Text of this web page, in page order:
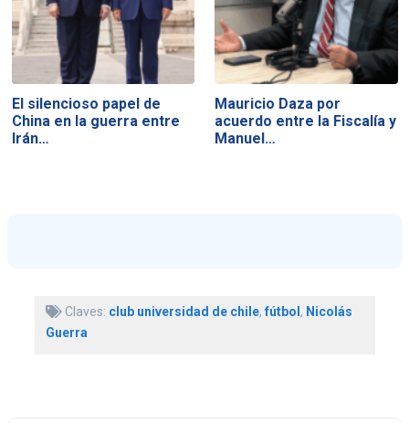
El silencioso papel de
China en la guerra entre
Irán…
Mauricio Daza por
acuerdo entre la Fiscalía y
Manuel…
Claves: club universidad de chile,fútbol, Nicolás
Guerra